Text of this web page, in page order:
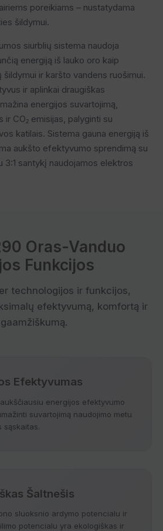
poreikiams – nustatydama
šildymui.
siurblių sistema naudoja
energiją iš lauko oro kaip
šildymui ir karšto vandens ruošimui.
ir aplinkai draugiškas
energijos suvartojimą,
CO₂ emisijas, palyginti su
katilais. Sistema gauna energiją iš
aukšto efektyvumo sprendimą su
3:1 santykį naudojamos elektros
Oras-Vanduo
Funkcijos
technologijos ir funkcijos,
efektyvumą, komfortą ir
Efektyvumas
energijos efektyvumo
suvartojimą naudojimo metu
sąskaitas.
Šaltnešis
sluoksnio ardymo potencialu ir
potencialu yra ekologiškas ir